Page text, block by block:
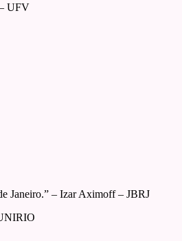
UFV
Janeiro.” – Izar Aximoff – JBRJ